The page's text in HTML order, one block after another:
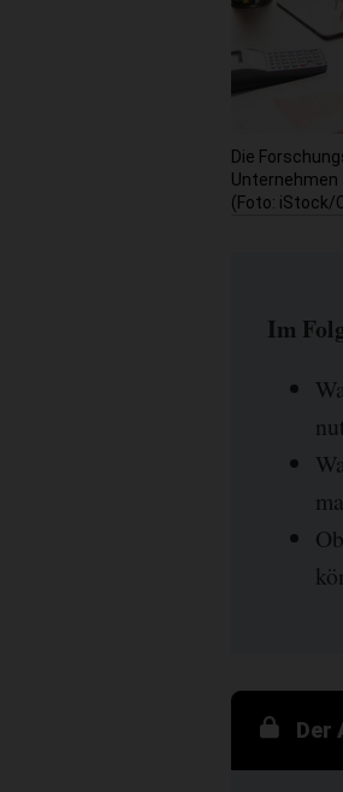
Die
(Foto: iStock/
Im
Der